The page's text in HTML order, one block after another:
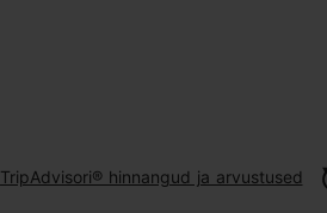
TripAdvisori® hinnangud ja arvustused